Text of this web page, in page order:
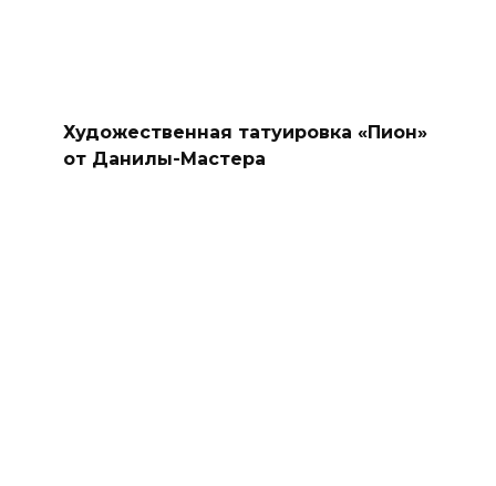
Художественная татуировка «Пион»
от Данилы-Мастера